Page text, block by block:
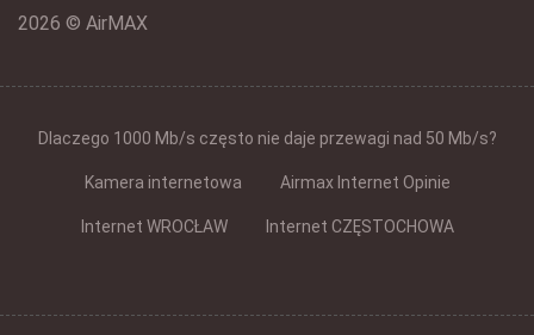
2026 © AirMAX
Dlaczego 1000 Mb/s często nie daje przewagi nad 50 Mb/s?
Kamera internetowa Airmax Internet Opinie
Internet WROCŁAW Internet CZĘSTOCHOWA